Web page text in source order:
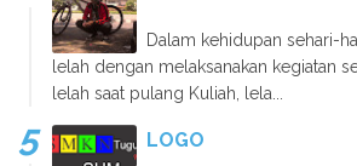
Dalam kehidupan sehari-
lelah dengan melaksanakan kegiatan
lelah saat pulang Kuliah, lela...
LOGO